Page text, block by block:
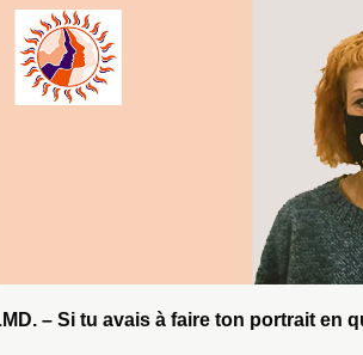
– Si tu avais à faire ton portrait en